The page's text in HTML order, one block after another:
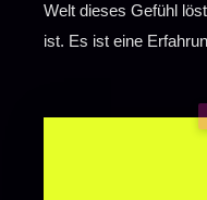
Welt dieses Gefühl
ist. Es ist eine